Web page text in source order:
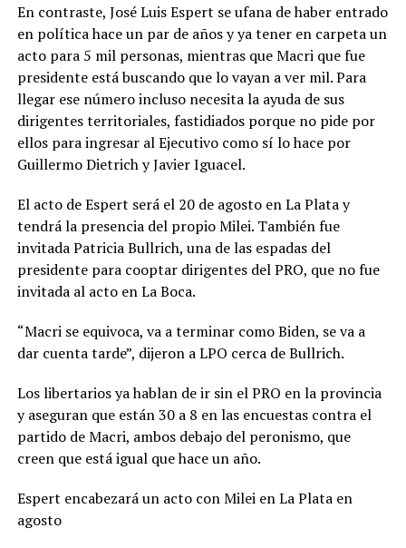
En contraste, José Luis Espert se ufana de haber entrado
en política hace un par de años y ya tener en carpeta un
acto para 5 mil personas, mientras que Macri que fue
presidente está buscando que lo vayan a ver mil. Para
llegar ese número incluso necesita la ayuda de sus
dirigentes territoriales, fastidiados porque no pide por
ellos para ingresar al Ejecutivo como sí lo hace por
Guillermo Dietrich y Javier Iguacel.
El acto de Espert será el 20 de agosto en La Plata y
tendrá la presencia del propio Milei. También fue
invitada Patricia Bullrich, una de las espadas del
presidente para cooptar dirigentes del PRO, que no fue
invitada al acto en La Boca.
“Macri se equivoca, va a terminar como Biden, se va a
dar cuenta tarde”, dijeron a LPO cerca de Bullrich.
Los libertarios ya hablan de ir sin el PRO en la provincia
y aseguran que están 30 a 8 en las encuestas contra el
partido de Macri, ambos debajo del peronismo, que
creen que está igual que hace un año.
Espert encabezará un acto con Milei en La Plata en
agosto